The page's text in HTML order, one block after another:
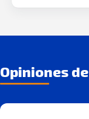
Opiniones